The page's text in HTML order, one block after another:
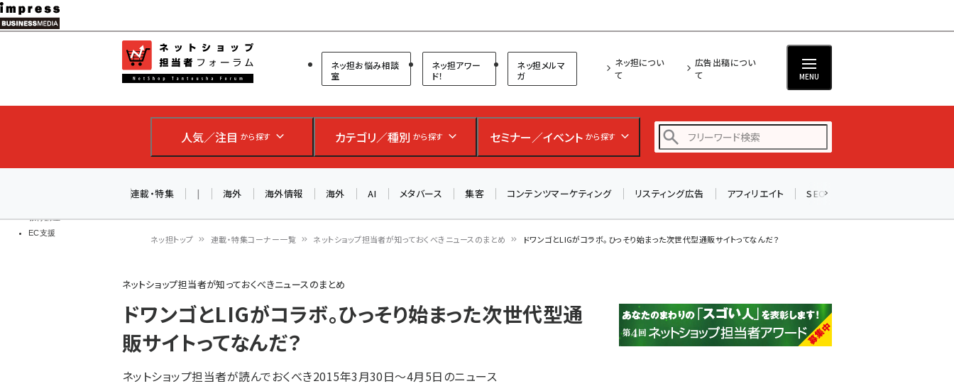
メ
イ
ン
ツ
移
教育講座
EC支援
ネットショップ担当者フォーラム
ネッ担お悩み相談
室
ネッ担アワー
ド！
ネッ担メルマ
ガ
ネッ担につい
て
広告出稿につい
て
MENU
人気／注目 から探す カテゴリ／種別 から探す セミナー／イベント から探す
アスクル (1122)
base (1081)
連載・特集 | 海外 海外情報 海外 AI メタバース 集客 コンテンツマーケティング リスティング広告 アフィリエイト SEO
ン
く
ず
ネッ担トップ 連載・特集コーナー一覧 ネットショップ担当者が知っておくべきニュースのまとめ ドワンゴとLIGがコラボ。ひっそり始まった次世代型通販サイトってなんだ？
ネットショップ担当者が知っておくべきニュースのまとめ
ドワンゴとLIGがコラボ。ひっそり始まった次世代型通
販サイトってなんだ？
ネットショップ担当者が読んでおくべき2015年3月30日〜4月5日のニュース
アルペン、オイシックス、元UA責任者が登壇のリアルECセ
ミナー（8/26＠東京）【交流会も実施】